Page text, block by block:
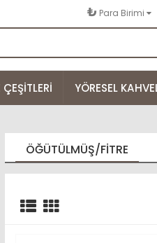
₺ Para Birimi
YÖRESEL
ÖĞÜTÜLMÜŞ/FITRE